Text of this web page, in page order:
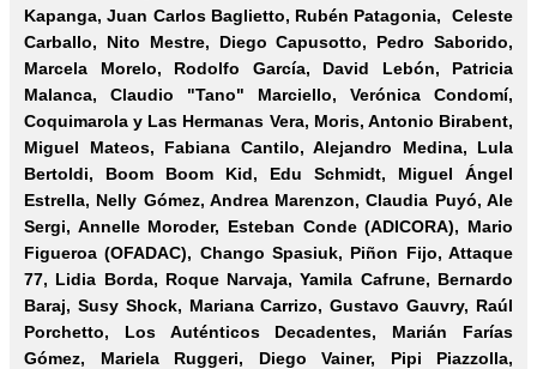
Kapanga, Juan Carlos Baglietto, Rubén Patagonia, Celeste
Carballo, Nito Mestre, Diego Capusotto, Pedro Saborido,
Marcela Morelo, Rodolfo García, David Lebón, Patricia
Malanca, Claudio "Tano" Marciello, Verónica Condomí,
Coquimarola y Las Hermanas Vera, Moris, Antonio Birabent,
Miguel Mateos, Fabiana Cantilo, Alejandro Medina, Lula
Bertoldi, Boom Boom Kid, Edu Schmidt, Miguel Ángel
Estrella, Nelly Gómez, Andrea Marenzon, Claudia Puyó, Ale
Sergi, Annelle Moroder, Esteban Conde (ADICORA), Mario
Figueroa (OFADAC), Chango Spasiuk, Piñon Fijo, Attaque
77, Lidia Borda, Roque Narvaja, Yamila Cafrune, Bernardo
Baraj, Susy Shock, Mariana Carrizo, Gustavo Gauvry, Raúl
Porchetto, Los Auténticos Decadentes, Marián Farías
Gómez, Mariela Ruggeri, Diego Vainer, Pipi Piazzolla,